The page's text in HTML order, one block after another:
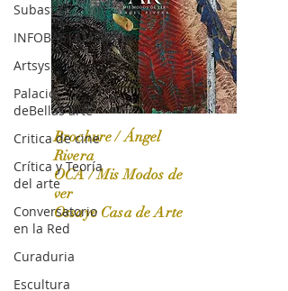
Subasta
INFOBAE|AMERICA
Artsys
Palacio
deBellas arte
Critica de cine
Crítica y Teoría
del arte
Conversatorio
en la Red
Curaduria
Escultura
OCA|News 31 / Marzo-Abril / 2024
Brochure / Ángel
Rivera
OCA / Mis Modos de
ver
Ossaye Casa de Arte